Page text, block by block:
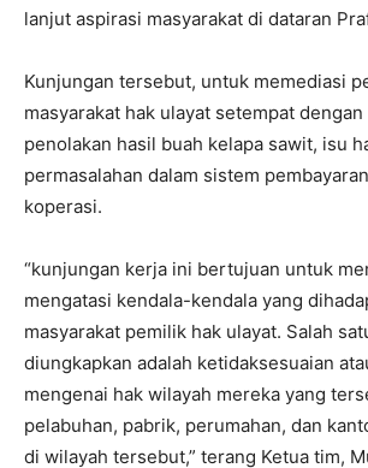
lanjut aspirasi masyarakat di dataran
Kunjungan tersebut, untuk memediasi
masyarakat hak ulayat setempat dengan
penolakan hasil buah kelapa sawit, isu
permasalahan dalam sistem
koperasi.
“kunjungan kerja ini bertujuan untuk
mengatasi kendala-kendala yang
masyarakat pemilik hak ulayat. Salah
diungkapkan adalah ketidaksesuaian
mengenai hak wilayah mereka yang
pelabuhan, pabrik, perumahan, dan
di wilayah tersebut,” terang Ketua tim,